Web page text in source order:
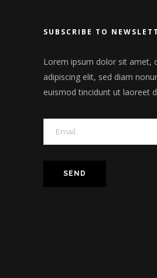
SUBSCRIBE TO
Lorem ipsum dolor sit amet,
adipiscing elit, sed diam
euismod tincidunt ut laoreet